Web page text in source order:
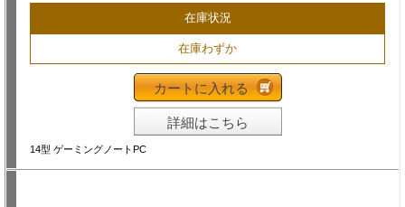
在庫状況
在庫わずか
カートに入れる
詳細はこちら
14型 ゲーミングノートPC